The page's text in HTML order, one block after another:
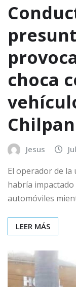
choca
Jesus
El operador de
habría
automóviles
LEER MÁS